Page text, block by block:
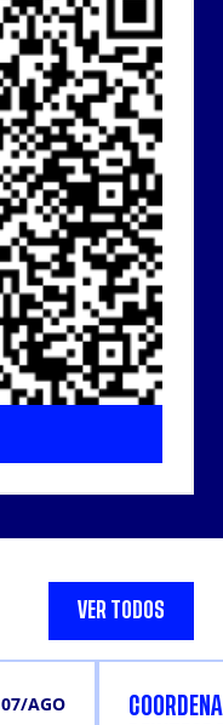
VER TODOS
07/AGO